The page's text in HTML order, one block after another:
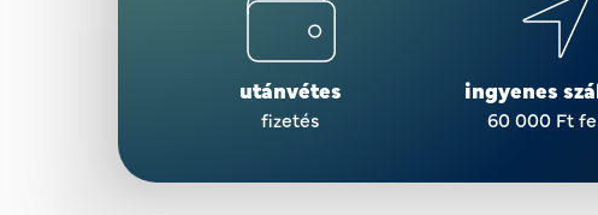
utánvétes
fizetés
ingyenes
60 000 Ft